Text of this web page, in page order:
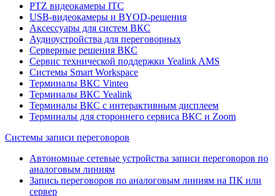
PTZ видеокамеры ITC
USB-видеокамеры и BYOD-решения
Аксессуары для систем ВКС
Аудиоустройства для переговорных
Серверные решения ВКС
Сервис технической поддержки Yealink AMS
Системы Smart Workspace
Терминалы ВКС Vinteo
Терминалы ВКС Yealink
Терминалы ВКС с интерактивным дисплеем
Терминалы для стороннего сервиса ВКС и Zoom
Системы записи переговоров
Автономные сетевые устройства записи переговоров по
аналоговым линиям
Запись переговоров по аналоговым линиям на ПК или
сервер